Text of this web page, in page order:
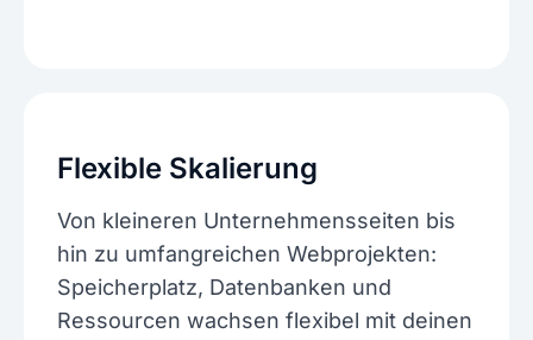
Flexible Skalierung
Von kleineren Unternehmensseiten bis
hin zu umfangreichen Webprojekten:
Speicherplatz, Datenbanken und
Ressourcen wachsen flexibel mit deinen